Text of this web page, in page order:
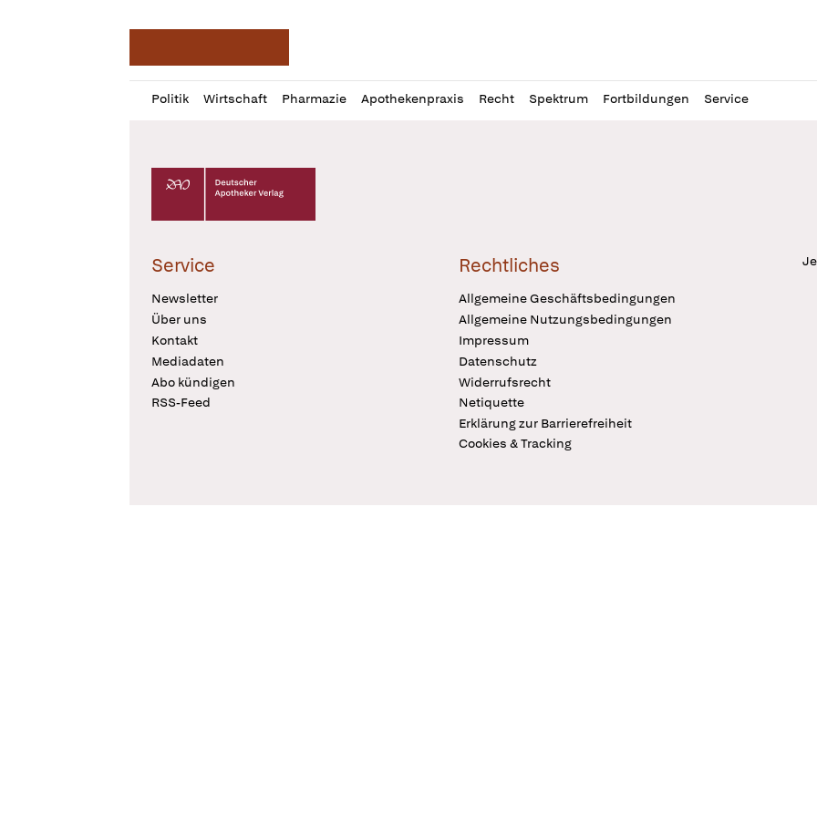
Politik Wirtschaft Pharmazie Apothekenpraxis Recht Spektrum Fortbildungen Service
Profil
öffnen
Daz
Pur
Deutscher Apotheker Verlag Logo
Service
Newsletter
Über uns
Kontakt
Mediadaten
Abo kündigen
RSS-Feed
Rechtliches
Allgemeine Geschäftsbedingungen
Allgemeine Nutzungsbedingungen
Impressum
Datenschutz
Widerrufsrecht
Netiquette
Erklärung zur Barrierefreiheit
Cookies & Tracking